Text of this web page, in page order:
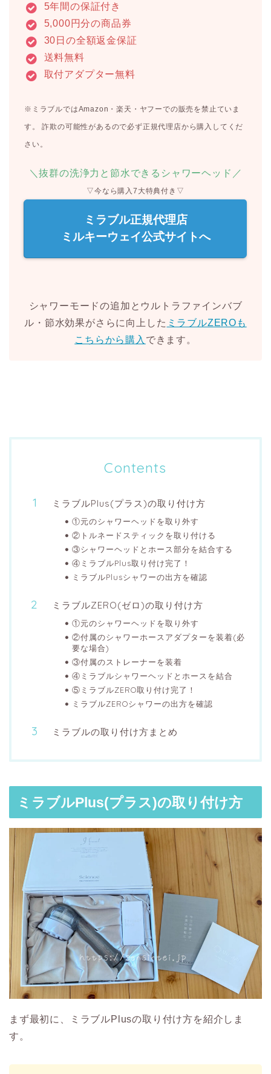
5年間の保証付き
5,000円分の商品券
30日の全額返金保証
送料無料
取付アダプター無料
※ミラブルではAmazon・楽天・ヤフーでの販売を禁止ていま
す。 詐欺の可能性があるので必ず正規代理店から購入してくだ
さい。
＼抜群の洗浄力と節水できるシャワーヘッド／
▽今なら購入7大特典付き▽
ミラブル正規代理店
ミルキーウェイ公式サイトへ
シャワーモードの追加とウルトラファインバブ
ル・節水効果がさらに向上した ミラブルZEROも
こちらから購入 できます。
Contents
ミラブルPlus(プラス)の取り付け方
①元のシャワーヘッドを取り外す
②トルネードスティックを取り付ける
③シャワーヘッドとホース部分を結合する
④ミラブルPlus取り付け完了！
ミラブルPlusシャワーの出方を確認
ミラブルZERO(ゼロ)の取り付け方
①元のシャワーヘッドを取り外す
②付属のシャワーホースアダプターを装着(必
要な場合)
③付属のストレーナーを装着
④ミラブルシャワーヘッドとホースを結合
⑤ミラブルZERO取り付け完了！
ミラブルZEROシャワーの出方を確認
ミラブルの取り付け方まとめ
ミラブルPlus(プラス)の取り付け方
まず最初に、ミラブルPlusの取り付け方を紹介しま
す。